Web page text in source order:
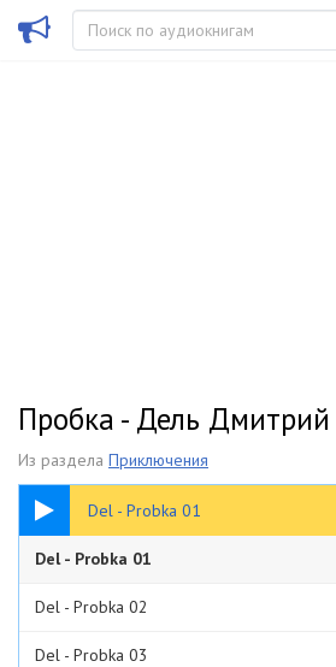
Пробка - Дель Дмитрий
Из раздела Приключения
Del - Probka 01
47:56
Del - Probka 01
Del - Probka 02
Del - Probka 03